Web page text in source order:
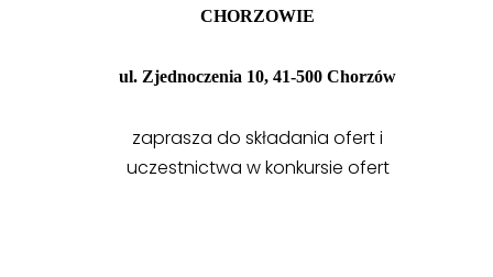
CHORZOWIE
ul. Zjednoczenia 10, 41-500 Chorzów
zaprasza do składania ofert i
uczestnictwa w konkursie ofert